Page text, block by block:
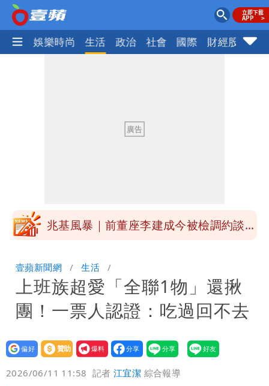
熱門 娛樂時尚 生活 政治 社會 國際 財經股市
勝：時間久看出睿智
中國賣家被踢爆在網購平台「租人頭」
她親發聲回應了
兆基風暴｜前董座李建成今被檢調約談
捐款人有權知真相
蔡英文變「台東蔡主委」嚇壞一堆人！他
驚：戰局變五五波
白海豚颱風攪局父親節！明雨量「紅到發
紫」
女律師詐慈濟10億 坐擁232公斤黃金仍
接案！同業酸：我輩楷模
明金成離世留下雙胞胎 4歲兒與老師一
壹蘋新聞網 生活
上班族超愛「全聯1物」還揪
團！一票人認證：吃過回不去
設為
贊助
我要
爆料
2026/06/11 11:58 記者江宜潔 綜合報導